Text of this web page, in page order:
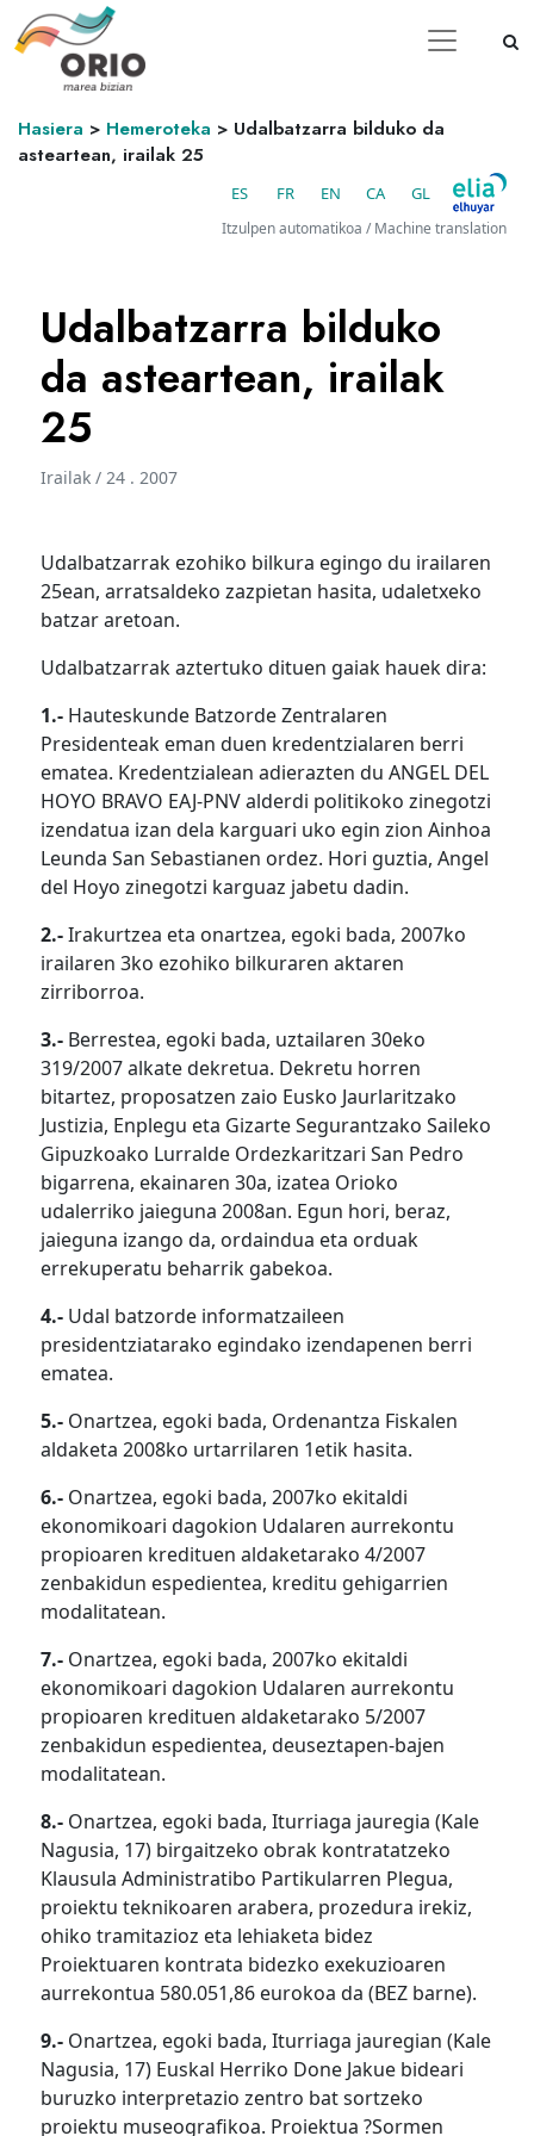
Hasiera > Hemeroteka > Udalbatzarra bilduko da
asteartean, irailak 25
ES FR EN CA GL
Itzulpen automatikoa / Machine translation
Udalbatzarra bilduko
da asteartean, irailak
25
Irailak / 24 . 2007
Udalbatzarrak ezohiko bilkura egingo du irailaren
25ean, arratsaldeko zazpietan hasita, udaletxeko
batzar aretoan.
Udalbatzarrak aztertuko dituen gaiak hauek dira:
1.- Hauteskunde Batzorde Zentralaren
Presidenteak eman duen kredentzialaren berri
ematea. Kredentzialean adierazten du ANGEL DEL
HOYO BRAVO EAJ-PNV alderdi politikoko zinegotzi
izendatua izan dela karguari uko egin zion Ainhoa
Leunda San Sebastianen ordez. Hori guztia, Angel
del Hoyo zinegotzi karguaz jabetu dadin.
2.-Irakurtzea eta onartzea, egoki bada, 2007ko
irailaren 3ko ezohiko bilkuraren aktaren
zirriborroa.
3.- Berrestea, egoki bada, uztailaren 30eko
319/2007 alkate dekretua. Dekretu horren
bitartez, proposatzen zaio Eusko Jaurlaritzako
Justizia, Enplegu eta Gizarte Segurantzako Saileko
Gipuzkoako Lurralde Ordezkaritzari San Pedro
bigarrena, ekainaren 30a, izatea Orioko
udalerriko jaieguna 2008an. Egun hori, beraz,
jaieguna izango da, ordaindua eta orduak
errekuperatu beharrik gabekoa.
4.- Udal batzorde informatzaileen
presidentziatarako egindako izendapenen berri
ematea.
5.- Onartzea, egoki bada, Ordenantza Fiskalen
aldaketa 2008ko urtarrilaren 1etik hasita.
6.- Onartzea, egoki bada, 2007ko ekitaldi
ekonomikoari dagokion Udalaren aurrekontu
propioaren kredituen aldaketarako 4/2007
zenbakidun espedientea, kreditu gehigarrien
modalitatean.
7.- Onartzea, egoki bada, 2007ko ekitaldi
ekonomikoari dagokion Udalaren aurrekontu
propioaren kredituen aldaketarako 5/2007
zenbakidun espedientea, deuseztapen-bajen
modalitatean.
8.- Onartzea, egoki bada, Iturriaga jauregia (Kale
Nagusia, 17) birgaitzeko obrak kontratatzeko
Klausula Administratibo Partikularren Plegua,
proiektu teknikoaren arabera, prozedura irekiz,
ohiko tramitazioz eta lehiaketa bidez
Proiektuaren kontrata bidezko exekuzioaren
aurrekontua 580.051,86 eurokoa da (BEZ barne).
9.- Onartzea, egoki bada, Iturriaga jauregian (Kale
Nagusia, 17) Euskal Herriko Done Jakue bideari
buruzko interpretazio zentro bat sortzeko
proiektu museografikoa. Proiektua ?Sormen